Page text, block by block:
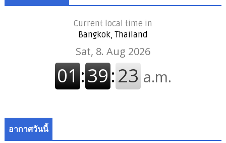
Current local time in
Bangkok, Thailand
อากาศวันนี้